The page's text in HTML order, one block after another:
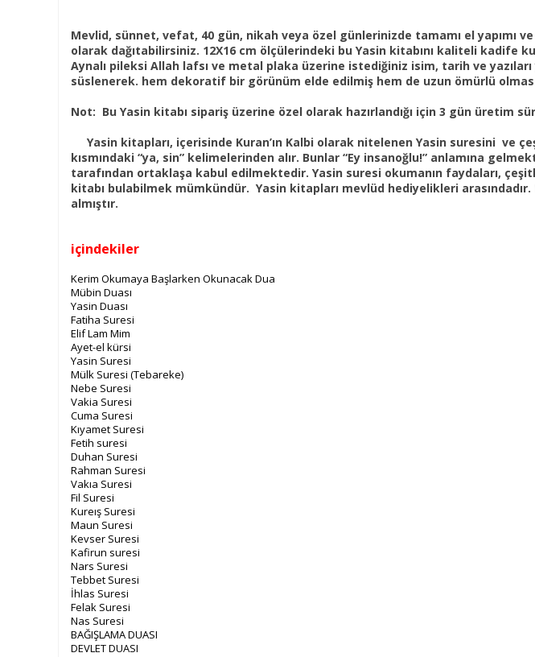
Mevlid, sünnet, vefat, 40 gün, nikah veya özel günlerinizde tamamı el yapımı
olarak dağıtabilirsiniz. 12X16 cm ölçülerindeki bu Yasin kitabını kaliteli kadife
Aynalı pileksi Allah lafsı ve metal plaka üzerine istediğiniz isim, tarih ve
süslenerek. hem dekoratif bir görünüm elde edilmiş hem de uzun ömürlü olması
Not: Bu Yasin kitabı sipariş üzerine özel olarak hazırlandığı için 3 gün üretim
Yasin kitapları, içerisinde Kuran’ın Kalbi olarak nitelenen Yasin suresini ve
kısmındaki “ya, sin” kelimelerinden alır. Bunlar “Ey insanoğlu!” anlamına
tarafından ortaklaşa kabul edilmektedir. Yasin suresi okumanın faydaları,
kitabı bulabilmek mümkündür. Yasin kitapları mevlüd hediyelikleri
almıştır.
içindekiler
Kerim Okumaya Başlarken Okunacak Dua
Mübin Duası
Yasin Duası
Fatiha Suresi
Elif Lam Mim
Ayet-el kürsi
Yasin Suresi
Mülk Suresi (Tebareke)
Nebe Suresi
Vakia Suresi
Cuma Suresi
Kıyamet Suresi
Fetih suresi
Duhan Suresi
Rahman Suresi
Vakıa Suresi
Fil Suresi
Kureış Suresi
Maun Suresi
Kevser Suresi
Kafirun suresi
Nars Suresi
Tebbet Suresi
İhlas Suresi
Felak Suresi
Nas Suresi
BAĞIŞLAMA DUASI
DEVLET DUASI